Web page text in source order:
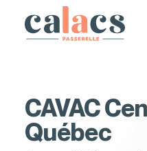
CAVAC
Québec